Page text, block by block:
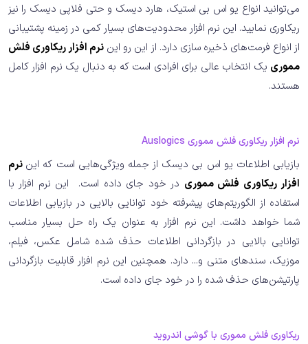
می‌توانید انواع یو اس بی استیک، هارد دیسک و حتی فلاپی دیسک را نیز
ریکاوری نمایید. این نرم افزار محدودیت‌های بسیار کمی در زمینه پشتیبانی
از انواع فرمت‌های ذخیره سازی دارد. از این رو این نرم افزار ریکاوری فلش
مموری یک انتخاب عالی برای افرادی است که به دنبال یک نرم افزار کامل
هستند.
نرم افزار ریکاوری فلش مموری Auslogics
بازیابی اطلاعات یو اس بی دیسک از جمله ویژگی‌هایی است که این نرم
افزار ریکاوری فلش مموری در خود جای داده است. این نرم افزار با
استفاده از الگوریتم‌های پیشرفته خود توانایی بالایی در بازیابی اطلاعات
شما خواهد داشت. این نرم افزار به عنوان یک راه حل بسیار مناسب
توانایی بالایی در بازگردانی اطلاعات حذف شده شامل عکس، فیلم،
موزیک، سندهای متنی و... دارد. همچنین این نرم افزار قابلیت بازگردانی
پارتیشن‌های حذف شده را در خود جای داده است.
ریکاوری فلش مموری با گوشی اندروید